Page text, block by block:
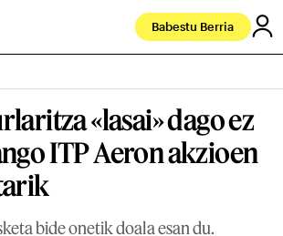
Babestu Berria
«lasai» dago ez
ITP Aeron akzioen
bide onetik doala esan du.